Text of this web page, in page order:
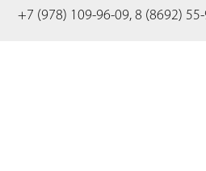
+7 (978) 109-96-09, 8 (8692)